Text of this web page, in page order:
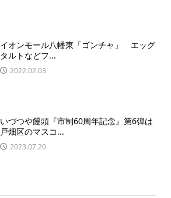
イオンモール八幡東「ゴンチャ」 エッグ
タルトなどフ...
2022.02.03
いづつや饅頭『市制60周年記念』第6弾は
戸畑区のマスコ...
2023.07.20